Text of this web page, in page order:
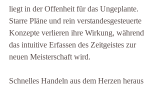
liegt in der Offenheit für das Ungeplante.
Starre Pläne und rein verstandesgesteuerte
Konzepte verlieren ihre Wirkung, während
das intuitive Erfassen des Zeitgeistes zur
neuen Meisterschaft wird.
Schnelles Handeln aus dem Herzen heraus